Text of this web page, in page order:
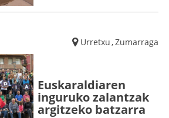
Urretxu,Zumarraga
Euskaraldiaren
inguruko zalantzak
argitzeko batzarra